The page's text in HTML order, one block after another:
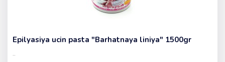
Epilyasiya ucin pasta "Barhatnaya liniya" 1500gr
..